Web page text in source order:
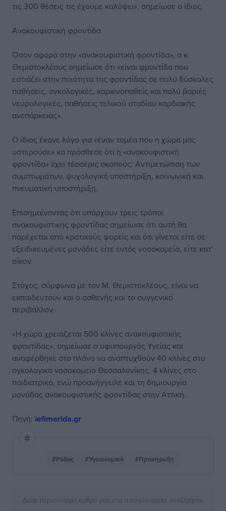
τις 300 θέσεις τις έχουμε καλύψει», σημείωσε ο ίδιος.
Ανακουφιστική φροντίδα
Όσον αφορά στην «ανακουφιστική φροντίδα», ο κ.
Θεμιστοκλέους σημείωσε ότι «είναι φροντίδα που
εστιάζει στην ποιότητα της φροντίδας σε πολύ δύσκολες
παθήσεις, ογκολογικές, καρκινοπαθείς και πολύ βαριές
νευρολογικές, παθήσεις τελικού σταδίου καρδιακής
ανεπάρκειας».
Ο ίδιος έκανε λόγο για «έναν τομέα που η χώρα μας
υστερούσε» κα πρόσθεσε ότι η «ανακουφιστική
φροντίδα» έχει τέσσερις σκοπούς: Αντιμετώπιση των
συμπτωμάτων, ψυχολογική υποστήριξη, κοινωνική και
πνευματική υποστήριξη.
Επισημαίνοντας ότι υπάρχουν τρεις τρόποι
ανακουφιστικής φροντίδας σημείωσε ότι αυτή θα
παρέχεται από κρατικούς φορείς και ότι γίνεται είτε σε
εξειδικευμένες μονάδες είτε εντός νοσοκομείο, είτε κατ’
οίκον.
Στόχος, σύμφωνα με τον Μ. Θεμιστοκλέους, είναι να
εκπαιδευτούν και ο ασθενής και το συγγενικό
περιβάλλον.
«Η χώρα χρειάζεται 500 κλίνες ανακουφιστικής
φροντίδας», σημείωσε ο υφυπουργός Υγείας και
αναφέρθηκε στο πλάνο να αναπτυχθούν 40 κλίνες στο
ογκολογικό νοσοκομείο Θεσσαλονίκης, 4 κλίνες στο
παιδιατρικό, ενώ προανήγγειλε και τη δημιουργία
μονάδας ανακουφιστικής φροντίδας στην Αττική.
Πηγή: iefimerida.gr
#Ρόδος #Υγειονομικό #Προκήρυξη
Δείτε περισσότερα άρθρα μας στα αποτελέσματα αναζήτησης